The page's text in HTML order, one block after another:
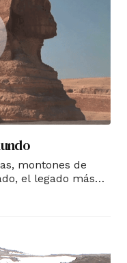
montones de
el legado más
se mide en